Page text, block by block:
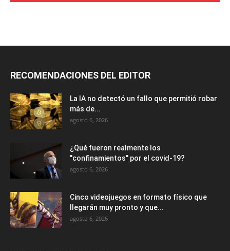
RECOMENDACIONES DEL EDITOR
La IA no detectó un fallo que permitió robar
más de...
agosto 6, 2026
¿Qué fueron realmente los
"confinamientos" por el covid-19?
agosto 6, 2026
Cinco videojuegos en formato físico que
llegarán muy pronto y que...
agosto 6, 2026